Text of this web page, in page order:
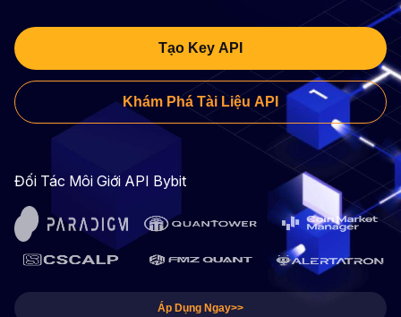
Tạo Key API
Khám Phá Tài Liệu API
Đối Tác Môi Giới API Bybit
Áp Dụng Ngay>>